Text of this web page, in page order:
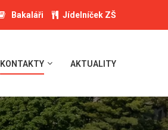
Bakaláři Jídelníček ZŠ
KONTAKTY AKTUALITY